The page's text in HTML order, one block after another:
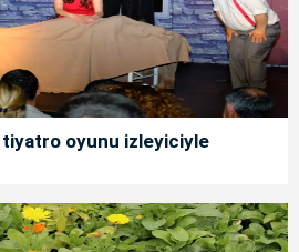
tiyatro oyunu izleyiciyle